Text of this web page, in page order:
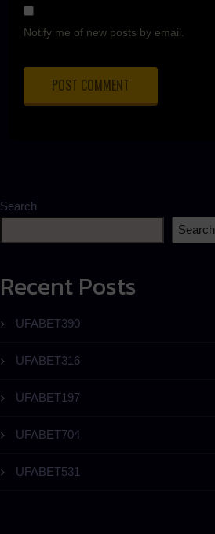
Notify me of new posts by email.
Search
Search
Recent Posts
UFABET390
UFABET316
UFABET197
UFABET704
UFABET531